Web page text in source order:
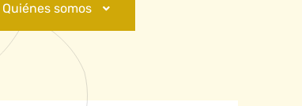
Quiénes somos